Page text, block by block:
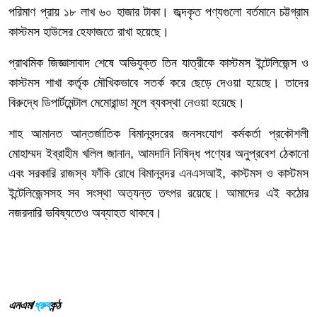
পরিমাণ প্রায় ১৮ লাখ ৬০ হাজার টাকা। জব্দকৃত পণ্যগুলো বর্তমানে চট্টগ্রাম
কাস্টমস হাউসের হেফাজতে রাখা হয়েছে।
প্রাথমিক জিজ্ঞাসাবাদ শেষে অভিযুক্ত তিন যাত্রীকে কাস্টমস ইন্টেলিজেন্স ও
কাস্টমস শাখা কর্তৃক মৌখিকভাবে সতর্ক করে ছেড়ে দেওয়া হয়েছে।
তাদের
বিরুদ্ধে ডিপার্টমেন্টাল মেমোরান্ডা মূলে ব্যবস্থা নেওয়া হয়েছে।
শাহ আমানত আন্তর্জাতিক বিমানবন্দরের জনসংযোগ কর্মকর্তা প্রকৌশলী
মোহাম্মদ ইব্রাহীম খলিল জানান, আমদানি নিষিদ্ধ পণ্যের অনুপ্রবেশ ঠেকানো
এবং সরকারি রাজস্ব ফাঁকি রোধে বিমানবন্দর এনএসআই, কাস্টমস ও কাস্টমস
ইন্টেলিজেন্সসহ সব সংস্থা অত্যন্ত তৎপর রয়েছে। আমাদের এই কঠোর
নজরদারি ভবিষ্যতেও অব্যাহত থাকবে।
এনএম/ধ্রুবকন্ঠ